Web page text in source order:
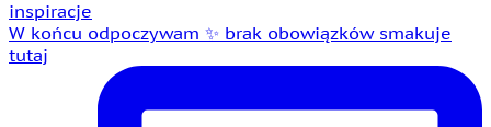
W końcu odpoczywam ✨ brak obowiązków smakuje
tutaj